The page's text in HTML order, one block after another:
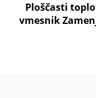
Ploščasti
vmesnik